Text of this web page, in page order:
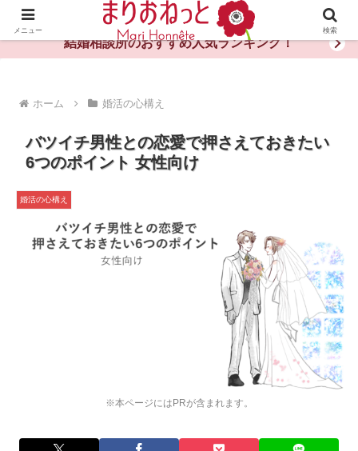
婚活や出会いの体験談・評判・秘訣がわかる情報サイト
結婚相談所のおすすめ人気ランキング！
ホーム 婚活の心構え
バツイチ男性との恋愛で押さえておきたい
6つのポイント 女性向け
※本ページにはPRが含まれます。
婚活の心構え
メニュー 検索